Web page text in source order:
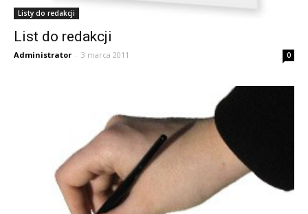
Listy do redakcji
List do redakcji
Administrator - 3 marca 2011 0